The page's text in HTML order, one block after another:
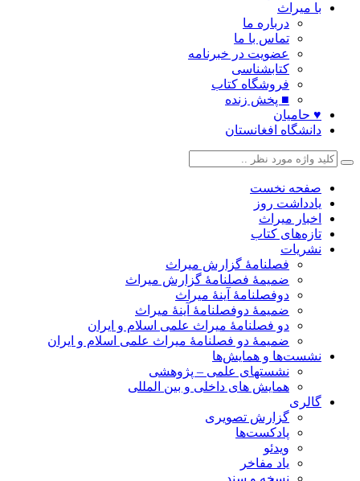
با میراث
درباره ما
تماس با ما
عضویت در خبرنامه
کتابشناسی
فروشگاه کتاب
■ پخش زنده
♥ حامیان
دانشگاه افغانستان
صفحه نخست
یادداشت روز
اخبار میراث
تازه‌های کتاب
نشریات
فصلنامۀ گزارش میراث
ضمیمۀ فصلنامۀ گزارش میراث
دوفصلنامۀ آینۀ میراث
ضمیمۀ دوفصلنامۀ آینۀ میراث
دو فصلنامۀ میراث علمی اسلام و ایران
ضمیمۀ دو فصلنامۀ میراث علمی اسلام و ایران
نشست‌ها و همایش‌ها
نشستهای علمی – پژوهشی
همایش های داخلی و بین المللی
گالری
گزارش تصویری
پادکست‌ها
ویدئو
یاد مفاخر
نسخه و سند